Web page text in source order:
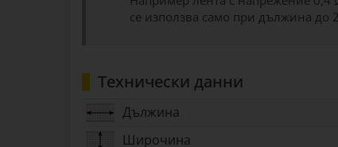
се използва само при дължина до
Технически данни
Дължина
Широчина